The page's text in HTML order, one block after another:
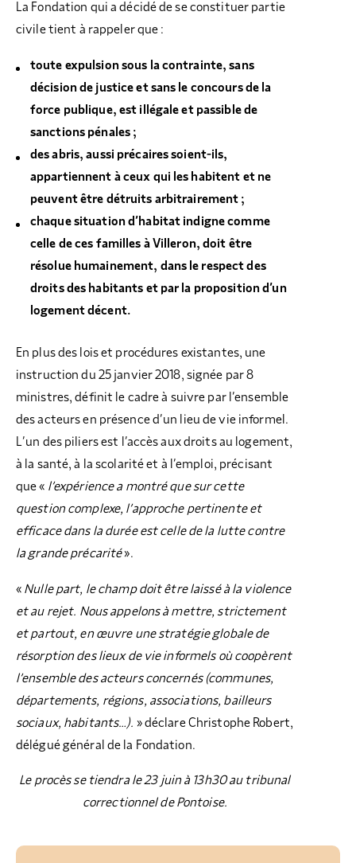
La Fondation qui a décidé de se constituer partie
civile tient à rappeler que :
toute expulsion sous la contrainte, sans
décision de justice et sans le concours de la
force publique, est illégale et passible de
sanctions pénales ;
des abris, aussi précaires soient-ils,
appartiennent à ceux qui les habitent et ne
peuvent être détruits arbitrairement ;
chaque situation d’habitat indigne comme
celle de ces familles à Villeron, doit être
résolue humainement, dans le respect des
droits des habitants et par la proposition d’un
logement décent.
En plus des lois et procédures existantes, une
instruction du 25 janvier 2018, signée par 8
ministres, définit le cadre à suivre par l’ensemble
des acteurs en présence d’un lieu de vie informel.
L’un des piliers est l’accès aux droits au logement,
à la santé, à la scolarité et à l’emploi, précisant
que « l’expérience a montré que sur cette
question complexe, l’approche pertinente et
efficace dans la durée est celle de la lutte contre
la grande précarité».
« Nulle part, le champ doit être laissé à la violence
et au rejet. Nous appelons à mettre, strictement
et partout, en œuvre une stratégie globale de
résorption des lieux de vie informels où coopèrent
l’ensemble des acteurs concernés (communes,
départements, régions, associations, bailleurs
sociaux, habitants…). » déclare Christophe Robert,
délégué général de la Fondation.
Le procès se tiendra le 23 juin à 13h30 au tribunal
correctionnel de Pontoise.